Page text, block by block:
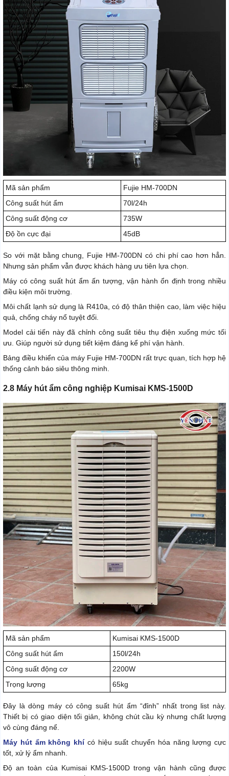
Mã sản phẩm
Fujie HM-700DN
Công suất hút ẩm
70l/24h
Công suất động cơ
735W
Độ ồn cực đại
45dB
So với mặt bằng chung, Fujie HM-700DN có chi phí cao hơn hẳn.
Nhưng sản phẩm vẫn được khách hàng ưu tiên lựa chọn.
Máy có công suất hút ẩm ấn tượng, vận hành ổn định trong nhiều
điều kiện môi trường.
Môi chất lạnh sử dụng là R410a, có độ thân thiện cao, làm việc hiệu
quả, chống cháy nổ tuyệt đối.
Model cải tiến này đã chỉnh công suất tiêu thụ điện xuống mức tối
ưu. Giúp người sử dụng tiết kiệm đáng kể phí vận hành.
Bảng điều khiển của máy Fujie HM-700DN rất trực quan, tích hợp hệ
thống cảnh báo siêu thông minh.
2.8 Máy hút ẩm công nghiệp Kumisai KMS-1500D
Mã sản phẩm
Kumisai KMS-1500D
Công suất hút ẩm
150l/24h
Công suất động cơ
2200W
Trọng lượng
65kg
Đây là dòng máy có công suất hút ẩm “đỉnh” nhất trong list này.
Thiết bị có giao diện tối giản, không chút cầu kỳ nhưng chất lượng
vô cùng đáng nể.
Máy hút ẩm không khícó hiệu suất chuyển hóa năng lượng cực
tốt, xử lý ẩm nhanh.
Độ an toàn của Kumisai KMS-1500D trong vận hành cũng được